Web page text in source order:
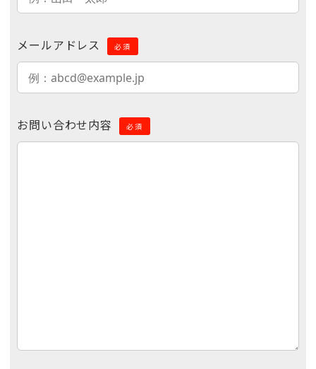
メールアドレス 必須
お問い合わせ内容 必須